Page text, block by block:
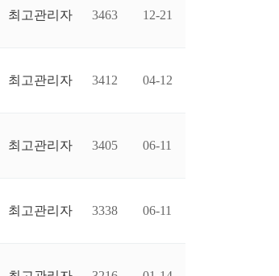
최고관리자 3463 12-21
최고관리자 3412 04-12
최고관리자 3405 06-11
최고관리자 3338 06-11